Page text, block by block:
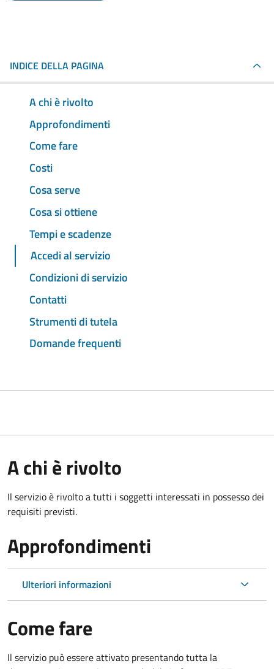
INDICE DELLA PAGINA
A chi è rivolto
Approfondimenti
Come fare
Costi
Cosa serve
Cosa si ottiene
Tempi e scadenze
Accedi al servizio
Condizioni di servizio
Contatti
Strumenti di tutela
Domande frequenti
A chi è rivolto
Il servizio è rivolto a tutti i soggetti interessati in possesso dei
requisiti previsti.
Approfondimenti
Ulteriori informazioni
Come fare
Il servizio può essere attivato presentando tutta la